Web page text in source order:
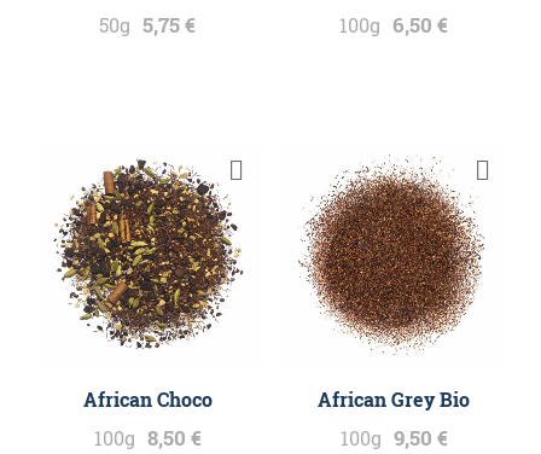
50g 5,75 €
100g 6,50 €
African Choco
100g 8,50 €
African Grey Bio
100g 9,50 €